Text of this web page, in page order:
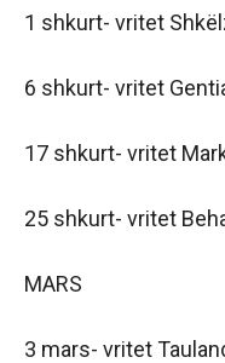
1 shkurt- vritet
6 shkurt- vritet
17 shkurt- vritet
25 shkurt- vritet
MARS
3 mars- vritet